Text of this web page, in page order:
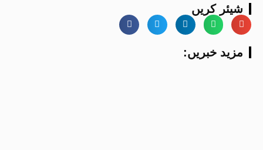
شیئر کریں
:مزید خبریں